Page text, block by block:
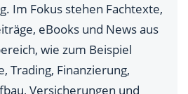
Im Fokus stehen Fachtexte,
eBooks und News aus
wie zum Beispiel
Trading, Finanzierung,
Versicherungen und